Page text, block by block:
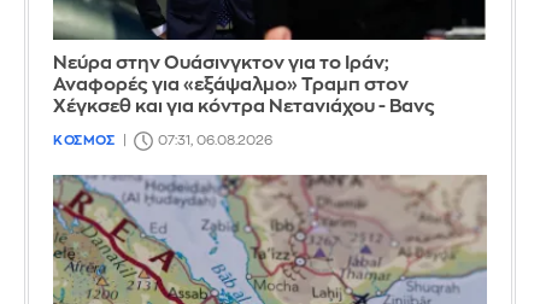
Νεύρα στην Ουάσινγκτον για το Ιράν;
Αναφορές για «εξάψαλμο» Τραμπ στον
Χέγκσεθ και για κόντρα Νετανιάχου - Βανς
ΚΟΣΜΟΣ 07:31, 06.08.2026